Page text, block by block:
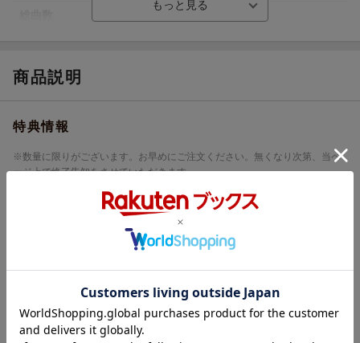
品番
商品説明
特典情報
※数量に限りがございます。お早めにご注文ください。無くなり次第、当ペ
ージ上で終了告知をさせていただきます。
条件あり特典
※こちらの特典は終了しました
※下記特典は終了いたしました。